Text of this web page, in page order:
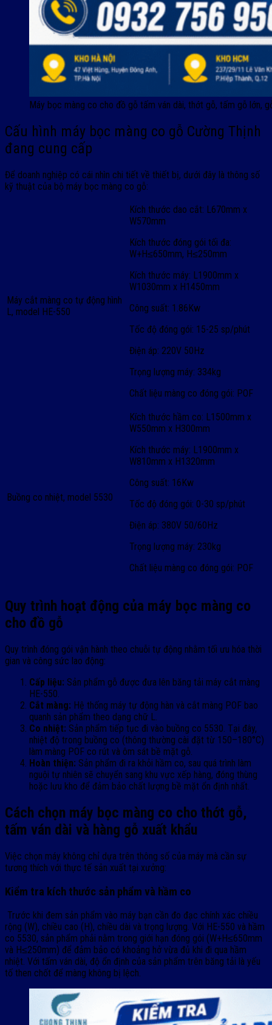
Máy bọc màng co cho đồ gỗ tấm ván dài, thớt gỗ, tấm gỗ lớn,
Cấu hình máy bọc màng co gỗ Cường Thịnh
đang cung cấp
Để doanh nghiệp có cái nhìn chi tiết về thiết bị, dưới đây là thông số
kỹ thuật của bộ máy bọc màng co gỗ:
Máy cắt màng co tự động hình
L, model HE-550
Kích thước dao cắt: L670mm x
W570mm
Kích thước đóng gói tối đa:
W+H≤650mm, H≤250mm
Kích thước máy: L1900mm x
W1030mm x H1450mm
Công suất: 1.86Kw
Tốc độ đóng gói: 15-25 sp/phút
Điện áp: 220V 50Hz
Trọng lượng máy: 334kg
Chất liệu màng co đóng gói: POF
Buồng co nhiệt, model 5530
Kích thước hầm co: L1500mm x
W550mm x H300mm
Kích thước máy: L1900mm x
W810mm x H1320mm
Công suất: 16Kw
Tốc độ đóng gói: 0-30 sp/phút
Điện áp: 380V 50/60Hz
Trọng lượng máy: 230kg
Chất liệu màng co đóng gói: POF
Quy trình hoạt động của máy bọc màng co
cho đồ gỗ
Quy trình đóng gói vận hành theo chuỗi tự động nhằm tối ưu hóa thời
gian và công sức lao động:
Cấp liệu: Sản phẩm gỗ được đưa lên băng tải máy cắt màng
HE-550.
Cắt màng: Hệ thống máy tự động hàn và cắt màng POF bao
quanh sản phẩm theo dạng chữ L.
Co nhiệt: Sản phẩm tiếp tục đi vào buồng co 5530. Tại đây,
nhiệt độ trong buồng co (thông thường cài đặt từ 150–180°C)
làm màng POF co rút và ôm sát bề mặt gỗ.
Hoàn thiện: Sản phẩm đi ra khỏi hầm co, sau quá trình làm
nguội tự nhiên sẽ chuyển sang khu vực xếp hàng, đóng thùng
hoặc lưu kho để đảm bảo chất lượng bề mặt ổn định nhất.
Cách chọn máy bọc màng co cho thớt gỗ,
tấm ván dài và hàng gỗ xuất khẩu
Việc chọn máy không chỉ dựa trên thông số của máy mà cần sự
tương thích với thực tế sản xuất tại xưởng:
Kiểm tra kích thước sản phẩm và hầm co
Trước khi đem sản phẩm vào máy bạn cần đo đạc chính xác chiều
rộng (W), chiều cao (H), chiều dài và trọng lượng. Với HE-550 và hầm
co 5530, sản phẩm phải nằm trong giới hạn đóng gói (W+H≤650mm
và H≤250mm) để đảm bảo có khoảng hở vừa đủ khi đi qua hầm
nhiệt. Với tấm ván dài, độ ổn định của sản phẩm trên băng tải là yếu
tố then chốt để màng không bị lệch.